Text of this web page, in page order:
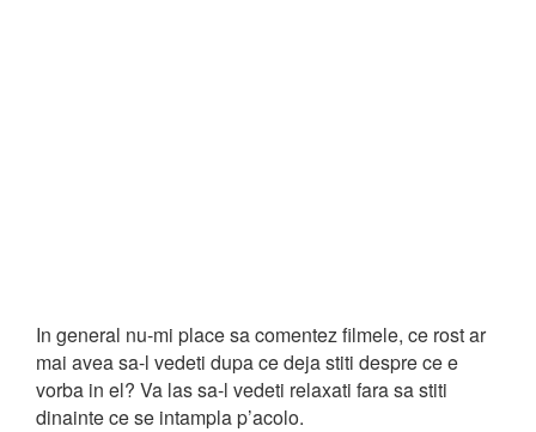
In general nu-mi place sa comentez filmele, ce rost ar
mai avea sa-l vedeti dupa ce deja stiti despre ce e
vorba in el? Va las sa-l vedeti relaxati fara sa stiti
dinainte ce se intampla p’acolo.